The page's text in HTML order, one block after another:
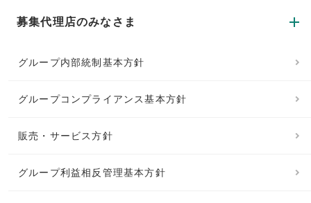
募集代理店のみなさま
グループ内部統制基本方針
グループコンプライアンス基本方針
販売・サービス方針
グループ利益相反管理基本方針